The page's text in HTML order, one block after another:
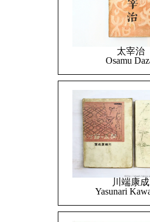
太宰治
Osamu
川端康成
Yasunari